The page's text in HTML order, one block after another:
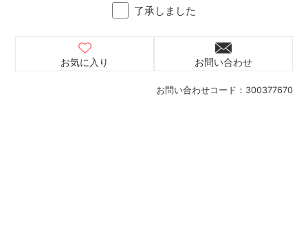
お問い合わせコード： 300377670
了承しました
お気に入り お問い合わせ